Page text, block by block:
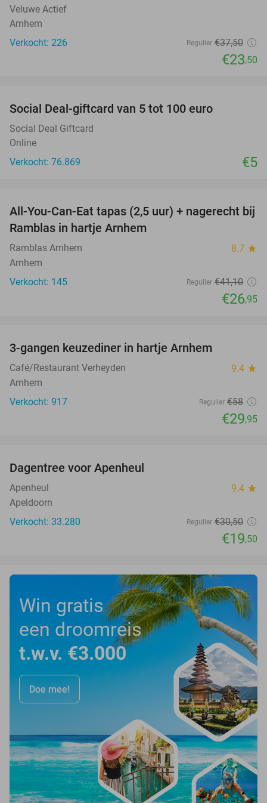
Veluwe Actief
Arnhem
Verkocht: 226
Regulier €37,50
€23,50
Social Deal-giftcard van 5 tot 100 euro
Social Deal Giftcard
Online
Verkocht: 76.869
€5
34%
All-You-Can-Eat tapas (2,5 uur) + nagerecht bij
Ramblas in hartje Arnhem
Ramblas Arnhem 8.7 star
Arnhem
Verkocht: 145
Regulier €41,10
€26,95
3-gangen keuzediner in hartje Arnhem
Café/Restaurant Verheyden 9.4 star
Arnhem
Verkocht: 917
Regulier €58
€29,95
Dagentree voor Apenheul
Apenheul 9.4 star
Apeldoorn
Verkocht: 33.280
Regulier €30,50
€19,50
Win gratis
een droomreis
t.w.v. €3.000
Doe mee!